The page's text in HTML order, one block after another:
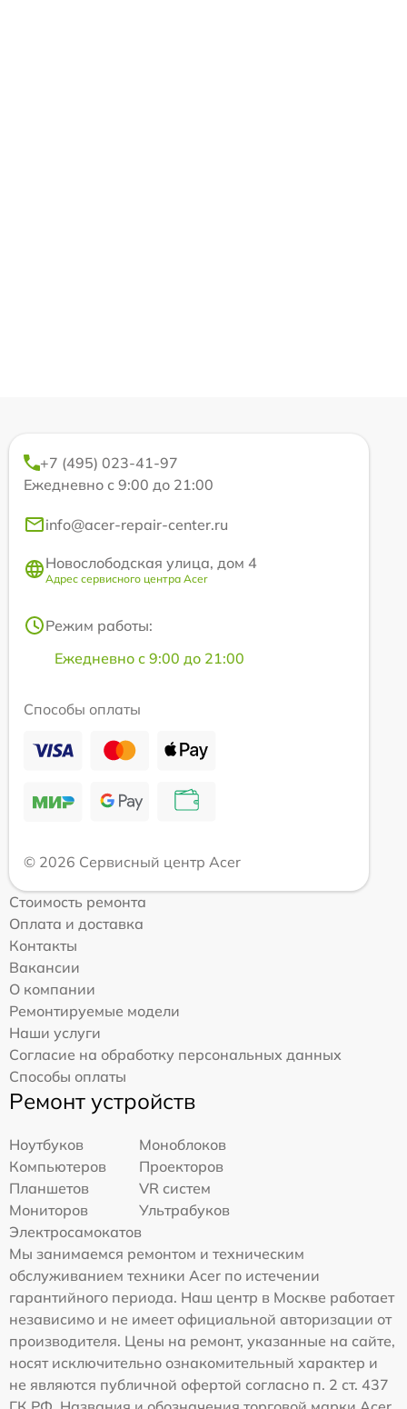
+7 (495) 023-41-97
Ежедневно с 9:00 до 21:00
info@acer-repair-center.ru
Новослободская улица, дом 4
Адрес сервисного центра Acer
Режим работы:
Ежедневно с 9:00 до 21:00
Способы оплаты
© 2026 Сервисный центр Acer
Стоимость ремонта
Оплата и доставка
Контакты
Вакансии
О компании
Ремонтируемые модели
Наши услуги
Согласие на обработку персональных данных
Способы оплаты
Ремонт устройств
Ноутбуков
Моноблоков
Компьютеров
Проекторов
Планшетов
VR систем
Мониторов
Ультрабуков
Электросамокатов
Мы занимаемся ремонтом и техническим
обслуживанием техники Acer по истечении
гарантийного периода. Наш центр в Москве работает
независимо и не имеет официальной авторизации от
производителя. Цены на ремонт, указанные на сайте,
носят исключительно ознакомительный характер и
не являются публичной офертой согласно п. 2 ст. 437